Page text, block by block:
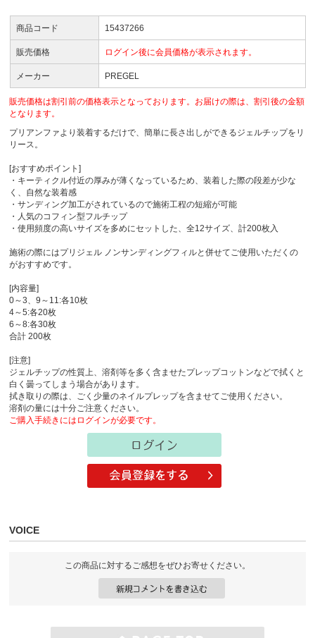
商品コード 15437266
販売価格 ログイン後に会員価格が表示されます。
メーカー PREGEL
販売価格は割引前の価格表示となっております。お届けの際は、割引後の金額
となります。
プリアンファより装着するだけで、簡単に長さ出しができるジェルチップをリ
リース。
[おすすめポイント]
・キーティクル付近の厚みが薄くなっているため、装着した際の段差が少な
く、自然な装着感
・サンディング加工がされているので施術工程の短縮が可能
・人気のコフィン型フルチップ
・使用頻度の高いサイズを多めにセットした、全12サイズ、計200枚入
施術の際にはプリジェル ノンサンディングフィルと併せてご使用いただくの
がおすすめです。
[内容量]
0～3、9～11:各10枚
4～5:各20枚
6～8:各30枚
合計 200枚
[注意]
ジェルチップの性質上、溶剤等を多く含ませたプレップコットンなどで拭くと
白く曇ってしまう場合があります。
拭き取りの際は、ごく少量のネイルプレップを含ませてご使用ください。
溶剤の量には十分ご注意ください。
ご購入手続きにはログインが必要です。
VOICE
この商品に対するご感想をぜひお寄せください。